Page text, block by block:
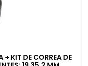
KIT DE CORREA DE